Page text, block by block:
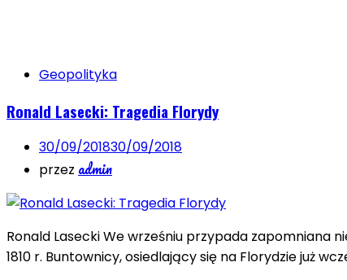
Geopolityka
Ronald Lasecki: Tragedia Florydy
30/09/201830/09/2018
przez admin
Ronald Lasecki We wrześniu przypada zapomniana
1810 r. Buntownicy, osiedlający się na Florydzie już